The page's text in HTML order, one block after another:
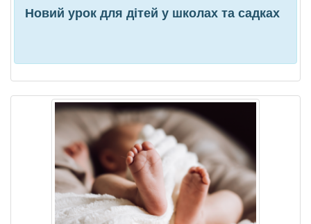
Новий урок для дітей у школах та садках